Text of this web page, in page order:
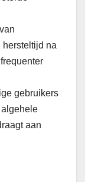
hersteltijd na
gebruikers
aan